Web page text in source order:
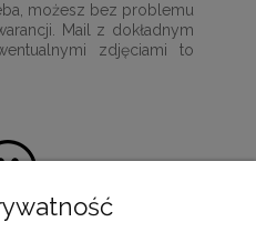
możesz bez problemu
Mail z dokładnym
zdjęciami to